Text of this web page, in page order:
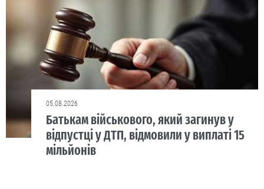
05.08.2026
Батькам військового, який загинув у
відпустці у ДТП, відмовили у виплаті 15
мільйонів